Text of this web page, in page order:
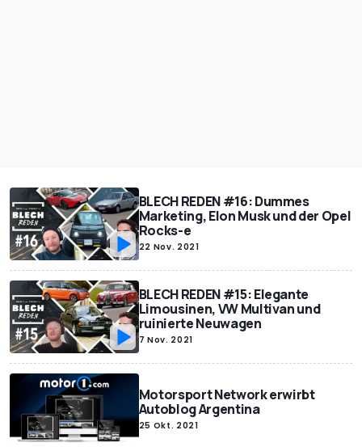
BLECH REDEN #16: Dummes
Marketing, Elon Musk und der Opel
Rocks-e
22 Nov. 2021
BLECH REDEN #15: Elegante
Limousinen, VW Multivan und
ruinierte Neuwagen
7 Nov. 2021
Motorsport Network erwirbt
Autoblog Argentina
25 Okt. 2021